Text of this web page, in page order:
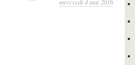
mercredi 4 mai 2016